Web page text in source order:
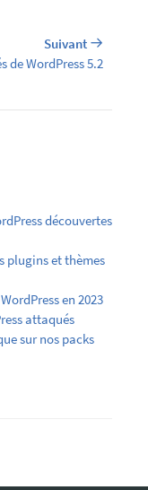
Suivant
de WordPress 5.2
découvertes
plugins et thèmes
en 2023
attaqués
sur nos packs